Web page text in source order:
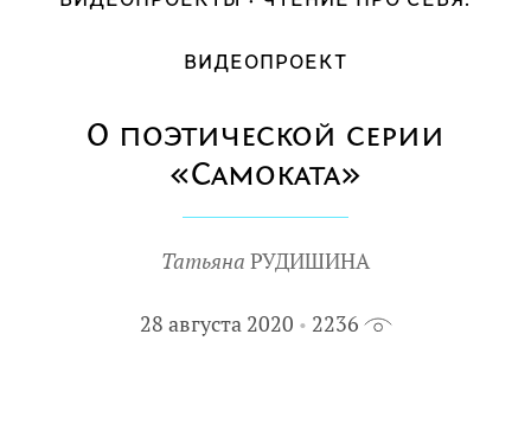
ВИДЕОПРОЕКТ
О поэтической серии
«Самоката»
Татьяна РУДИШИНА
28 августа 2020 2236